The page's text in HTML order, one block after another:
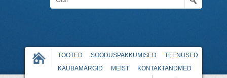
TOOTED SOODUSPAKKUMISED
TEENUSED
KAUBAMÄRGID
MEIST KONTAKTANDMED